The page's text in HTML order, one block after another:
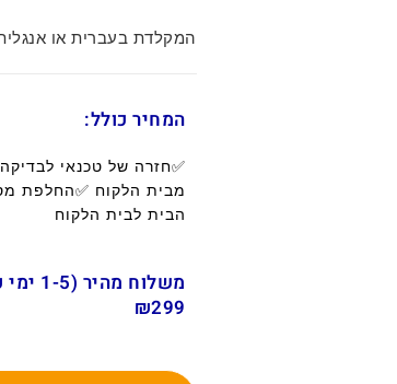
המקלדת בעברית או
המחיר כולל:
✅חזרה של טכנאי
מבית הלקוח ✅החלפת
הבית לבית הלקוח
₪299